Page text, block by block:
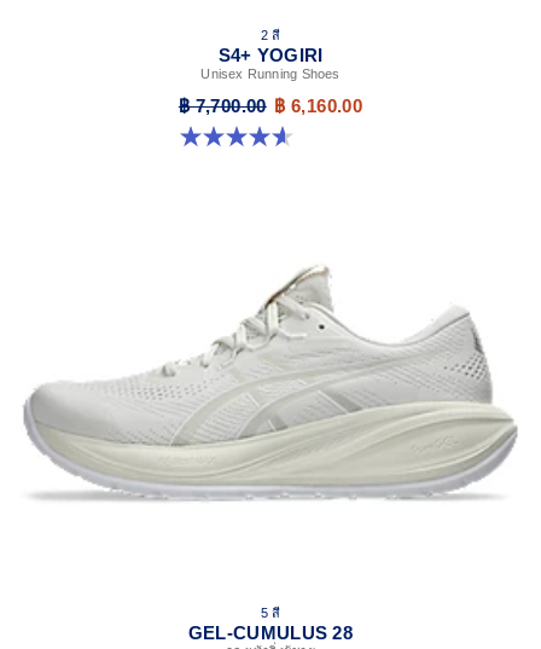
2 สี
S4+ YOGIRI
Unisex Running Shoes
฿ 7,700.00 ฿ 6,160.00
4.6 จาก 5 ดาว 214 รีวิว
5 สี
GEL-CUMULUS 28